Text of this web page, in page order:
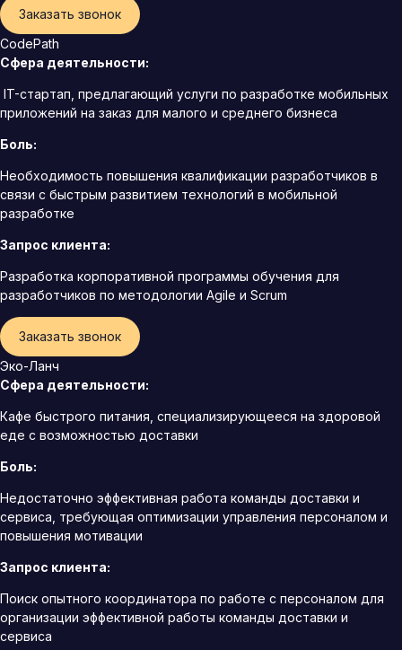
Заказать звонок
CodePath
Сфера деятельности:
IT-стартап, предлагающий услуги по разработке мобильных
приложений на заказ для малого и среднего бизнеса
Боль:
Необходимость повышения квалификации разработчиков в
связи с быстрым развитием технологий в мобильной
разработке
Запрос клиента:
Разработка корпоративной программы обучения для
разработчиков по методологии Agile и Scrum
Заказать звонок
Эко-Ланч
Сфера деятельности:
Кафе быстрого питания, специализирующееся на здоровой
еде с возможностью доставки
Боль:
Недостаточно эффективная работа команды доставки и
сервиса, требующая оптимизации управления персоналом и
повышения мотивации
Запрос клиента:
Поиск опытного координатора по работе с персоналом для
организации эффективной работы команды доставки и
сервиса